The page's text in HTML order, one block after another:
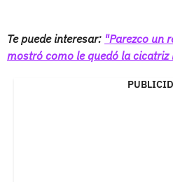
Te puede interesar: "Parezco un
mostró como le quedó la cicatriz